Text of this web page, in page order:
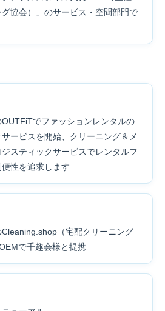
協会）」のサービス・空間部門で
でファッションレンタルの
ービスを開始、クリーニング＆メ
スティックサービスでレンタルフ
性を追求します
（宅配クリーニング
で千趣会様と提携